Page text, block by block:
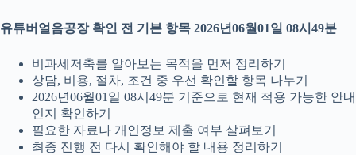
유튜버얼음공장 확인 전 기본 항목 2026년06월01일 08시49분
비과세저축를 알아보는 목적을 먼저 정리하기
상담, 비용, 절차, 조건 중 우선 확인할 항목 나누기
2026년06월01일 08시49분 기준으로 현재 적용 가능한 안내
인지 확인하기
필요한 자료나 개인정보 제출 여부 살펴보기
최종 진행 전 다시 확인해야 할 내용 정리하기